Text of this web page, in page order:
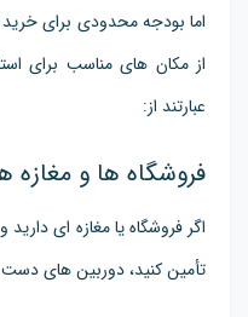
اما بودجه محدودی برای
از مکان های مناسب برای
عبارتند از:
فروشگاه ها و
اگر فروشگاه یا مغازه ای
تأمین کنید، دوربین های دست